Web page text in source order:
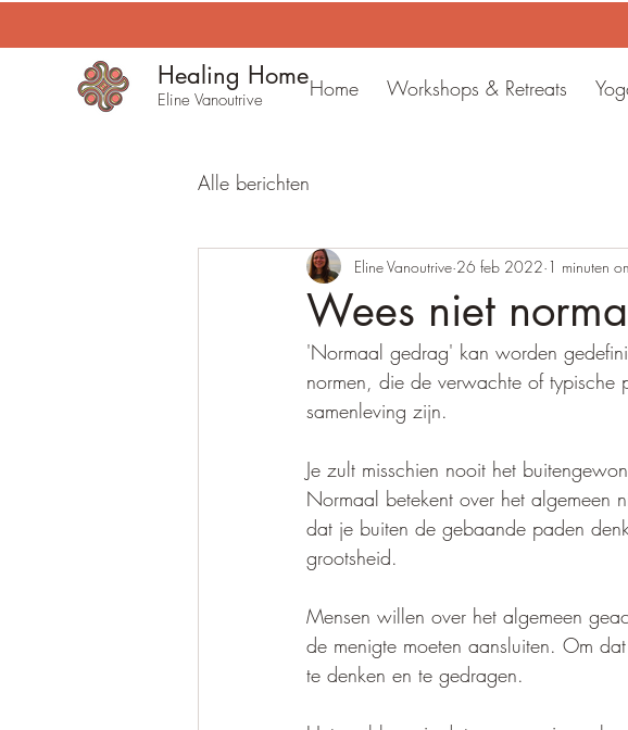
Healing Home
Eline Vanoutrive Home Workshops & Retreats
Alle berichten
Wees niet
Eline Vanoutrive 26 feb 2022 1 minuten
'Normaal gedrag' kan worden
normen, die de verwachte of
samenleving zijn.
Je zult misschien nooit het
Normaal betekent over het algemeen
dat je buiten de gebaande paden
grootsheid.
Mensen willen over het algemeen
de menigte moeten aansluiten. Om
te denken en te gedragen.